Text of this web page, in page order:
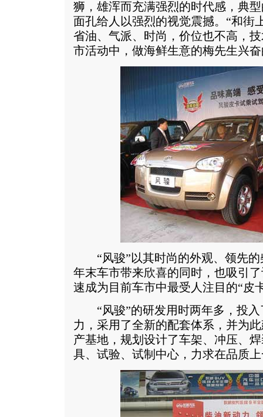
狮，雄浑而充满强烈的时代感，典
面孔给人以强烈的视觉震撼。“和街
省油、气派、时尚，价位也不高，
市活动中，做海鲜生意的梅先生兴
“风骏”以其时尚的外观、领先的
年末车市带来欣喜的同时，也吸引
速成为目前车市中最受人注目的“皮
“风骏”的研发用时两年多，投入
力，采用了全新的配套体系，并为
产基地，规划设计了车架、冲压、
具、试验、试制中心，力求在品质